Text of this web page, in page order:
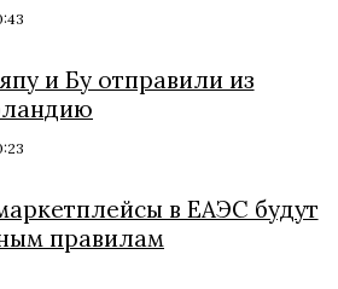
и Бу отправили из
в ЕАЭС будут
правилам